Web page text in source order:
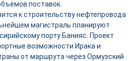
поставок.
к строительству нефтепровода
магистраль планируют
порту Банияс. Проект
возможности Ирака и
от маршрута через Ормузский